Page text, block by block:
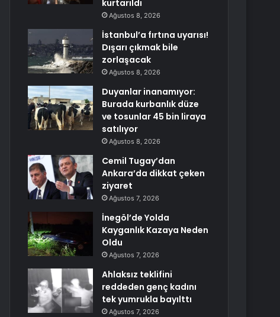
kurtarıldı
Ağustos 8, 2026
İstanbul’a fırtına uyarısı!
Dışarı çıkmak bile
zorlaşacak
Ağustos 8, 2026
Duyanlar inanamıyor:
Burada kurbanlık düze
ve tosunlar 45 bin liraya
satılıyor
Ağustos 8, 2026
Cemil Tugay’dan
Ankara’da dikkat çeken
ziyaret
Ağustos 7, 2026
İnegöl’de Yolda
Kayganlık Kazaya Neden
Oldu
Ağustos 7, 2026
Ahlaksız teklifini
reddeden genç kadını
tek yumrukla bayılttı
Ağustos 7, 2026